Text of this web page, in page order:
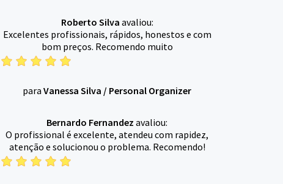
Roberto Silva avaliou:
Excelentes profissionais, rápidos, honestos e com
bom preços. Recomendo muito
para Vanessa Silva / Personal Organizer
Bernardo Fernandez avaliou:
O profissional é excelente, atendeu com rapidez,
atenção e solucionou o problema. Recomendo!